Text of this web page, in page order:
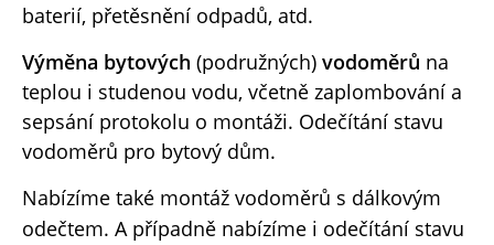
baterií, přetěsnění odpadů, atd.
Výměna bytových (podružných) vodoměrů na
teplou i studenou vodu, včetně zaplombování a
sepsání protokolu o montáži. Odečítání stavu
vodoměrů pro bytový dům.
Nabízíme také montáž vodoměrů s dálkovým
odečtem. A případně nabízíme i odečítání stavu